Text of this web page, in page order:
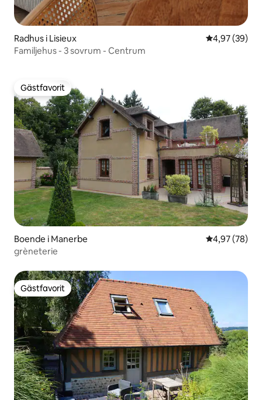
Radhus i Lisieux 4,97 av 5 i
4,97 (39)
Familjehus - 3 sovrum - Centrum
Gästfavorit
Gästfavorit
Boende i Manerbe 4,97 av 5 i
4,97 (78)
grèneterie
Gästfavorit
Gästfavorit